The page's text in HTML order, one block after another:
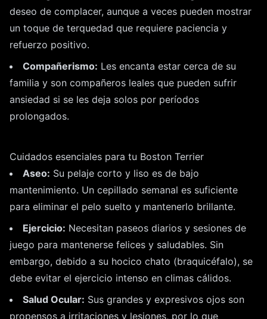
deseo de complacer, aunque a veces pueden mostrar
un toque de terquedad que requiere paciencia y
refuerzo positivo.
Compañerismo: Les encanta estar cerca de su
familia y son compañeros leales que pueden sufrir
ansiedad si se les deja solos por períodos
prolongados.
Cuidados esenciales para tu Boston Terrier
Aseo: Su pelaje corto y liso es de bajo
mantenimiento. Un cepillado semanal es suficiente
para eliminar el pelo suelto y mantenerlo brillante.
Ejercicio: Necesitan paseos diarios y sesiones de
juego para mantenerse felices y saludables. Sin
embargo, debido a su hocico chato (braquicéfalo), se
debe evitar el ejercicio intenso en climas cálidos.
Salud Ocular: Sus grandes y expresivos ojos son
propensos a irritaciones y lesiones, por lo que